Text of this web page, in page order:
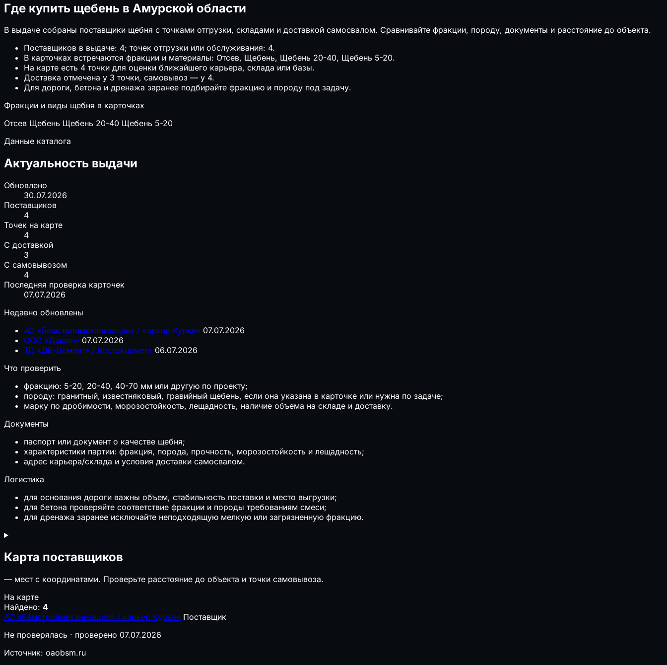
Где купить щебень в Амурской области
В выдаче собраны поставщики щебня с точками отгрузки, складами и доставкой самосвалом. Сравнивайте фракции, породу, документы и расстояние до объекта.
Поставщиков в выдаче: 4; точек отгрузки или обслуживания: 4.
В карточках встречаются фракции и материалы: Отсев, Щебень, Щебень 20-40, Щебень 5-20.
На карте есть 4 точки для оценки ближайшего карьера, склада или базы.
Доставка отмечена у 3 точки, самовывоз — у 4.
Для дороги, бетона и дренажа заранее подбирайте фракцию и породу под задачу.
Фракции и виды щебня в карточках
Отсев Щебень Щебень 20-40 Щебень 5-20
Данные каталога
Актуальность выдачи
Обновлено
30.07.2026
Поставщиков
4
Точек на карте
4
С доставкой
3
С самовывозом
4
Последняя проверка карточек
07.07.2026
Недавно обновлены
АО «Бамстроймеханизация» / карьер Курьян 07.07.2026
ООО «Дэшан» 07.07.2026
ТД «ДВ-Цемент» / Востокцемент 06.07.2026
Что проверить
фракцию: 5-20, 20-40, 40-70 мм или другую по проекту;
породу: гранитный, известняковый, гравийный щебень, если она указана в карточке или нужна по задаче;
марку по дробимости, морозостойкость, лещадность, наличие объема на складе и доставку.
Документы
паспорт или документ о качестве щебня;
характеристики партии: фракция, порода, прочность, морозостойкость и лещадность;
адрес карьера/склада и условия доставки самосвалом.
Логистика
для основания дороги важны объем, стабильность поставки и место выгрузки;
для бетона проверяйте соответствие фракции и породы требованиям смеси;
для дренажа заранее исключайте неподходящую мелкую или загрязненную фракцию.
Карта поставщиков
— мест с координатами. Проверьте расстояние до объекта и точки самовывоза.
На карте
Найдено: 4
АО «Бамстроймеханизация» / карьер Курьян Поставщик
Не проверялась · проверено 07.07.2026
Источник: oaobsm.ru